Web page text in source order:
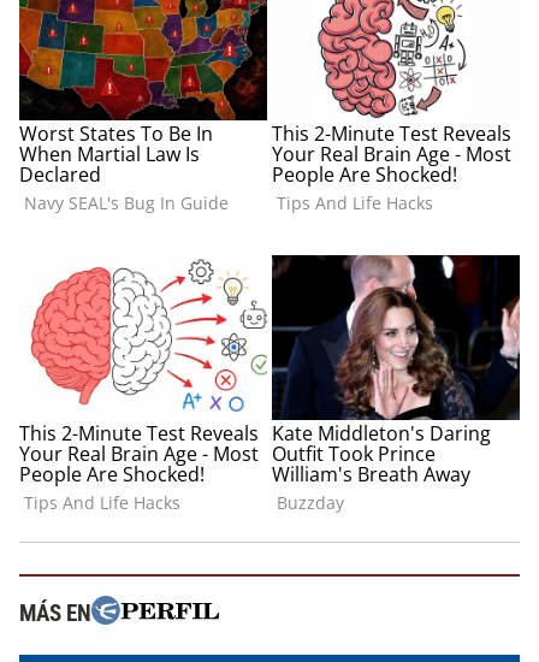
MÁS EN